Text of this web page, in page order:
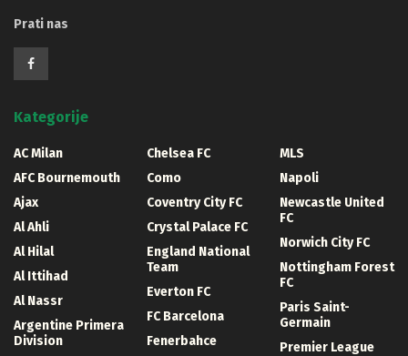
Prati nas
Kategorije
AC Milan
AFC Bournemouth
Ajax
Al Ahli
Al Hilal
Al Ittihad
Al Nassr
Argentine Primera
Division
Chelsea FC
Como
Coventry City FC
Crystal Palace FC
England National
Team
Everton FC
FC Barcelona
Fenerbahce
MLS
Napoli
Newcastle United
FC
Norwich City FC
Nottingham Forest
FC
Paris Saint-
Germain
Premier League